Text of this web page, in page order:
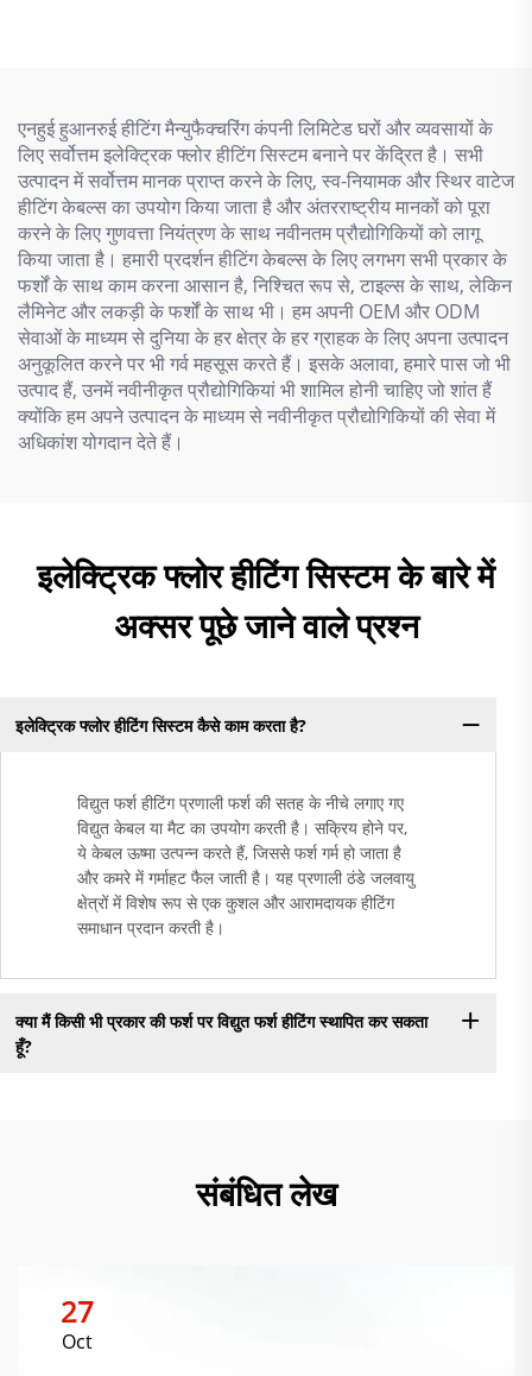
एनहुई हुआनरुई हीटिंग मैन्युफैक्चरिंग कंपनी लिमिटेड घरों और व्यवसायों के
लिए सर्वोत्तम इलेक्ट्रिक फ्लोर हीटिंग सिस्टम बनाने पर केंद्रित है। सभी
उत्पादन में सर्वोत्तम मानक प्राप्त करने के लिए, स्व-नियामक और स्थिर वाटेज
हीटिंग केबल्स का उपयोग किया जाता है और अंतरराष्ट्रीय मानकों को पूरा
करने के लिए गुणवत्ता नियंत्रण के साथ नवीनतम प्रौद्योगिकियों को लागू
किया जाता है। हमारी प्रदर्शन हीटिंग केबल्स के लिए लगभग सभी प्रकार के
फर्शों के साथ काम करना आसान है, निश्चित रूप से, टाइल्स के साथ, लेकिन
लैमिनेट और लकड़ी के फर्शों के साथ भी। हम अपनी OEM और ODM
सेवाओं के माध्यम से दुनिया के हर क्षेत्र के हर ग्राहक के लिए अपना उत्पादन
अनुकूलित करने पर भी गर्व महसूस करते हैं। इसके अलावा, हमारे पास जो भी
उत्पाद हैं, उनमें नवीनीकृत प्रौद्योगिकियां भी शामिल होनी चाहिए जो शांत हैं
क्योंकि हम अपने उत्पादन के माध्यम से नवीनीकृत प्रौद्योगिकियों की सेवा में
अधिकांश योगदान देते हैं।
इलेक्ट्रिक फ्लोर हीटिंग सिस्टम के बारे में
अक्सर पूछे जाने वाले प्रश्न
इलेक्ट्रिक फ्लोर हीटिंग सिस्टम कैसे काम करता है?
विद्युत फर्श हीटिंग प्रणाली फर्श की सतह के नीचे लगाए गए
विद्युत केबल या मैट का उपयोग करती है। सक्रिय होने पर,
ये केबल ऊष्मा उत्पन्न करते हैं, जिससे फर्श गर्म हो जाता है
और कमरे में गर्माहट फैल जाती है। यह प्रणाली ठंडे जलवायु
क्षेत्रों में विशेष रूप से एक कुशल और आरामदायक हीटिंग
समाधान प्रदान करती है।
क्या मैं किसी भी प्रकार की फर्श पर विद्युत फर्श हीटिंग स्थापित कर सकता
हूँ?
संबंधित लेख
27
Oct